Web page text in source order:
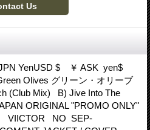
YenUSD $ ￥ ASK yen$
Olives グリーン・オリーブ
(Club Mix) B) Jive Into The
ORIGINAL "PROMO ONLY"
VIICTOR NO SEP-